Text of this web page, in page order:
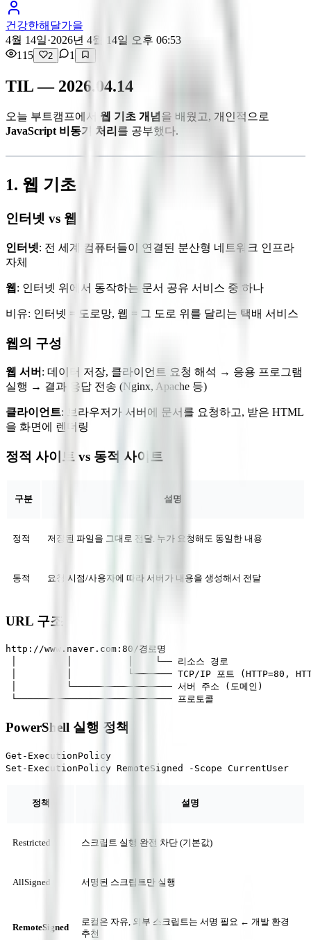
건강한해달가을
4월 14일·2026년 4월 14일 오후 06:53
115
2 1
TIL — 2026.04.14
오늘 부트캠프에서 웹 기초 개념을 배웠고, 개인적으로
JavaScript 비동기 처리 를 공부했다.
1. 웹 기초
인터넷 vs 웹
인터넷: 전 세계 컴퓨터들이 연결된 분산형 네트워크 인프라
자체
웹: 인터넷 위에서 동작하는 문서 공유 서비스 중 하나
비유: 인터넷 = 도로망, 웹 = 그 도로 위를 달리는 택배 서비스
웹의 구성
웹 서버 : 데이터 저장, 클라이언트 요청 해석 → 응용 프로그램
실행 → 결과 응답 전송 (Nginx, Apache 등)
클라이언트: 브라우저가 서버에 문서를 요청하고, 받은 HTML
을 화면에 렌더링
정적 사이트 vs 동적 사이트
구분 설명
정적 저장된 파일을 그대로 전달. 누가 요청해도 동일한 내용
동적 요청 시점/사용자에 따라 서버가 내용을 생성해서 전달
URL 구조
http://www.naver.com:80/경로명
│         │          │    └── 리소스 경로
│         │          └─────── TCP/IP 포트 (HTTP=80,
│         └────────────────── 서버 주소 (도메인)
PowerShell 실행 정책
Get-ExecutionPolicy                                      #
정책 설명
Restricted 스크립트 실행 완전 차단 (기본값)
AllSigned 서명된 스크립트만 실행
RemoteSigned
로컬은 자유, 외부 스크립트는 서명 필요 ← 개발 환경
추천